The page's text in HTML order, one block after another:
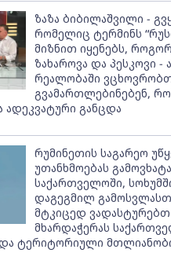
ზაზა ბიბილაშვილი -
რომელიც ტერმინს
მიზნით იყენებს,
ზახაროვა და პესკოვი
რეალობაში
გვამართლებინებენ,
ადეკვატური განცდა
რუმინეთის საგარეო
უთანხმოებას
საქართველოში,
დაგეგმილ
მტკიცედ ვადასტურებთ
მხარდაჭერას
და ტერიტორიული